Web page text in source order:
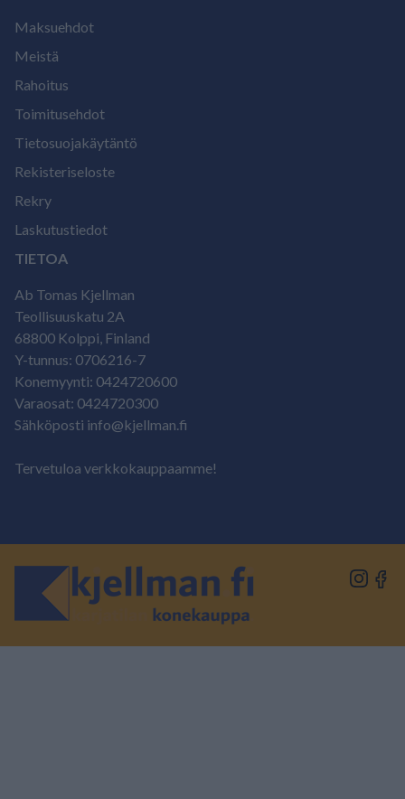
Maksuehdot
Meistä
Rahoitus
Toimitusehdot
Tietosuojakäytäntö
Rekisteriseloste
Rekry
Laskutustiedot
TIETOA
Ab Tomas Kjellman
Teollisuuskatu 2A
68800 Kolppi, Finland
Y-tunnus: 0706216-7
Konemyynti: 0424720600
Varaosat: 0424720300
Sähköposti info@kjellman.fi
Tervetuloa verkkokauppaamme!